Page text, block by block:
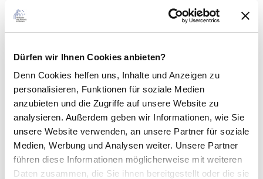
Dürfen wir Ihnen Cookies anbieten?
Denn Cookies helfen uns, Inhalte und Anzeigen zu
personalisieren, Funktionen für soziale Medien
anzubieten und die Zugriffe auf unsere Website zu
analysieren. Außerdem geben wir Informationen, wie Sie
unsere Website verwenden, an unsere Partner für soziale
Medien, Werbung und Analysen weiter. Unsere Partner
führen diese Informationen möglicherweise mit weiteren
Daten zusammen, die Sie ihnen bereitgestellt oder die sie
Spielzimmer mit Familienwiege, Puppenstube und Guckkasten
zusätzlich im Erdgeschoß: Besichtigung der Ausstellung zur Jagd-
und Militärgeschichte des Fürstenhauses mithilfe von Infomappen
(ohne Führung).
Kutur & Kulinarik
: Nach dem Schlossbesuch zu Fuß ins
„Friedrichs“, der Tisch ist gedeckt, um süße oder herzhafte Speisen
zu genießen.Für Gruppen ab 20 Personen wird dieses Arrangement
von uns für Sie organisiert.